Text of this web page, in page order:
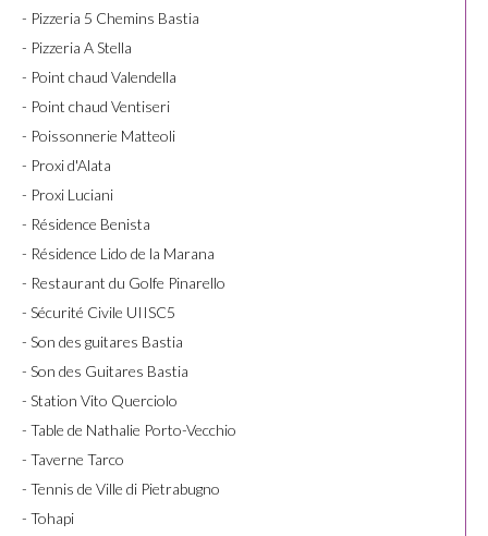
- Pizzeria 5 Chemins Bastia
- Pizzeria A Stella
- Point chaud Valendella
- Point chaud Ventiseri
- Poissonnerie Matteoli
- Proxi d'Alata
- Proxi Luciani
- Résidence Benista
- Résidence Lido de la Marana
- Restaurant du Golfe Pinarello
- Sécurité Civile UIISC5
- Son des guitares Bastia
- Son des Guitares Bastia
- Station Vito Querciolo
- Table de Nathalie Porto-Vecchio
- Taverne Tarco
- Tennis de Ville di Pietrabugno
- Tohapi